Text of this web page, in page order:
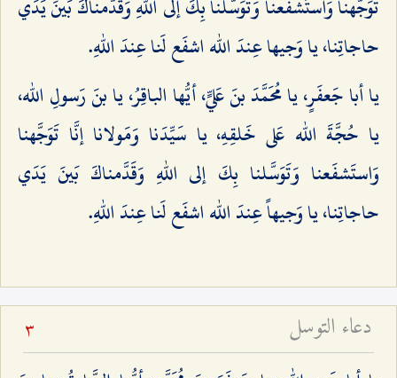
تَوَجَّهنا وَاستَشفَعنا وَتَوَسَّلنا بِكَ إلى اللهِ وَقَدَّمناكَ بَينَ يَدَي
حاجاتِنا، يا وَجيها عِندَ الله اشفَع لَنا عِندَ اللهِ.
يا أبا جَعفَرٍ، يا مُحَمَّدَ بنَ عَليٍّ، أيُّها الباقِرُ، يا بنَ رَسولِ الله،
يا حُجَّةَ الله عَلى خَلقِهِ، يا سَيِّدَنا وَمَولانا إنَّا تَوَجَّهنا
وَاستَشفَعنا وَتَوَسَّلنا بِكَ إلى اللهِ وَقَدَّمناكَ بَينَ يَدَي
حاجاتِنا، يا وَجيهاً عِندَ الله اشفَع لَنا عِندَ اللهِ.
دعاء التوسل 3